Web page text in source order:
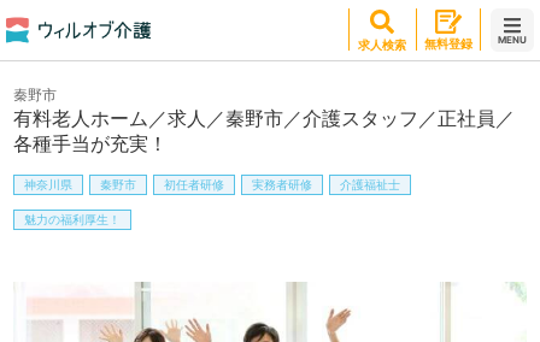
求人検索 無料登録 MENU
有料老人ホーム／求人／秦野市／介護スタッフ／正社員／
各種手当が充実！
秦野市
神奈川県 秦野市 初任者研修 実務者研修 介護福祉士
魅力の福利厚生！